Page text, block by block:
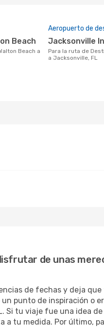
Beach
Aeropuerto de
Jacksonville
Para la ruta de Destin - Ft Walton Beach
a Jacksonville, FL
de unas
de fechas y deja
punto de inspiración o
Si tu viaje fue una idea
tu medida. Por último,